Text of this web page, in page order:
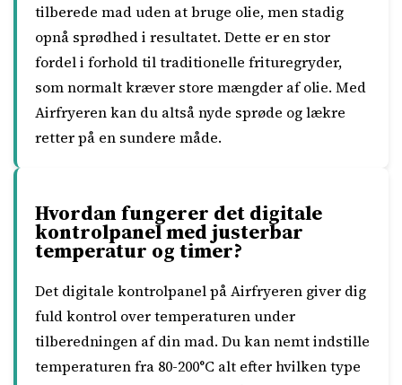
tilberede mad uden at bruge olie, men stadig
opnå sprødhed i resultatet. Dette er en stor
fordel i forhold til traditionelle frituregryder,
som normalt kræver store mængder af olie. Med
Airfryeren kan du altså nyde sprøde og lækre
retter på en sundere måde.
Hvordan fungerer det digitale
kontrolpanel med justerbar
temperatur og timer?
Det digitale kontrolpanel på Airfryeren giver dig
fuld kontrol over temperaturen under
tilberedningen af din mad. Du kan nemt indstille
temperaturen fra 80-200°C alt efter hvilken type